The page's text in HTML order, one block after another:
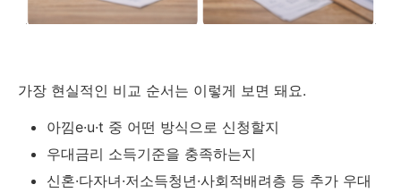
가장 현실적인 비교 순서는 이렇게 보면 돼요.
아낌e·u·t 중 어떤 방식으로 신청할지
우대금리 소득기준을 충족하는지
신혼·다자녀·저소득청년·사회적배려층 등 추가 우대